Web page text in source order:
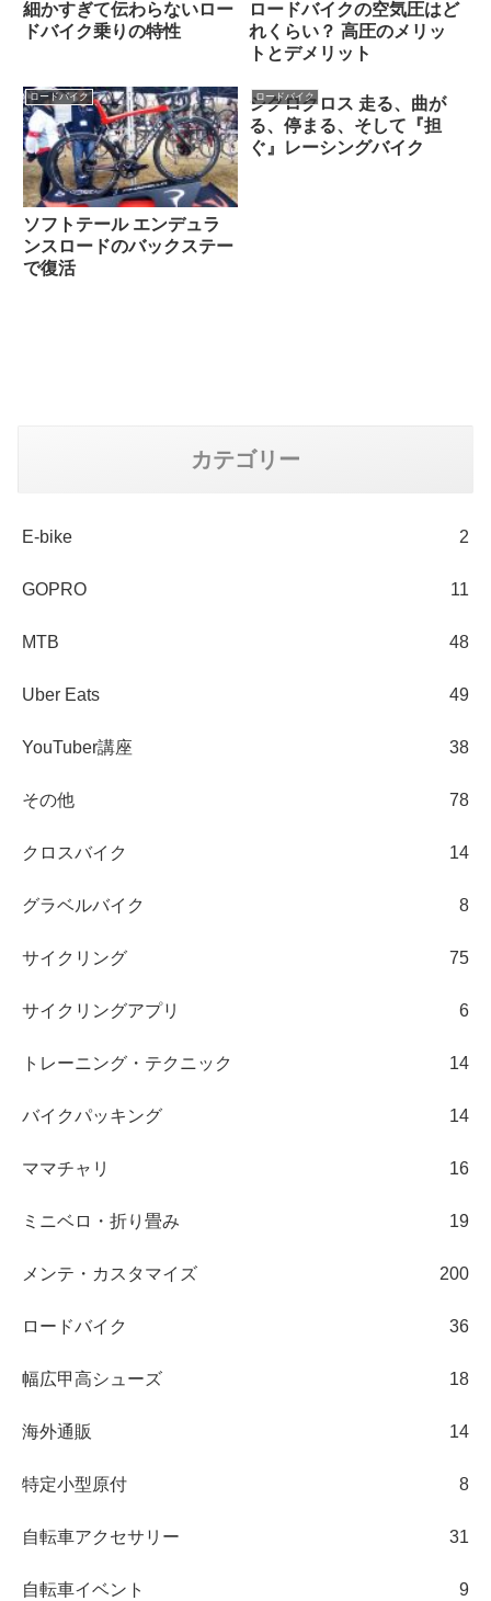
細かすぎて伝わらないロー
ドバイク乗りの特性
ロードバイクの空気圧はど
れくらい？ 高圧のメリッ
トとデメリット
ロードバイク
ソフトテール エンデュラ
ンスロードのバックステー
で復活
ロードバイク
シクロクロス 走る、曲が
る、停まる、そして『担
ぐ』レーシングバイク
カテゴリー
E-bike 2
GOPRO 11
MTB 48
Uber Eats 49
YouTuber講座 38
その他 78
クロスバイク 14
グラベルバイク 8
サイクリング 75
サイクリングアプリ 6
トレーニング・テクニック 14
バイクパッキング 14
ママチャリ 16
ミニベロ・折り畳み 19
メンテ・カスタマイズ 200
ロードバイク 36
幅広甲高シューズ 18
海外通販 14
特定小型原付 8
自転車アクセサリー 31
自転車イベント 9